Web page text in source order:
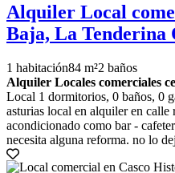
Alquiler Local
Baja, La Tenderina
1 habitación84 m²2 baños
Alquiler Locales comerciales
Local 1 dormitorios, 0 baños, 0
asturias local en alquiler en
acondicionado como bar -
necesita alguna reforma. no lo